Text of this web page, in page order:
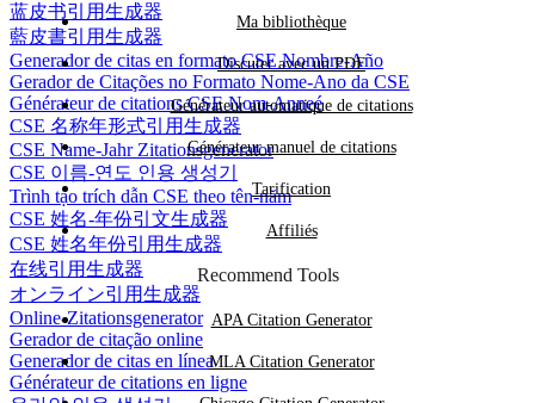
蓝皮书引用生成器
藍皮書引用生成器
Generador de citas en formato CSE Nombre-Año
Gerador de Citações no Formato Nome-Ano da CSE
Générateur de citations CSE Nom-Anneé
CSE 名称年形式引用生成器
CSE Name-Jahr Zitationsgenerator
CSE 이름-연도 인용 생성기
Trình tạo trích dẫn CSE theo tên-năm
CSE 姓名-年份引文生成器
CSE 姓名年份引用生成器
在线引用生成器
オンライン引用生成器
Online-Zitationsgenerator
Gerador de citação online
Generador de citas en línea
Générateur de citations en ligne
Ma bibliothèque
Discuter avec un PDF
Générateur automatique de citations
Générateur manuel de citations
Tarification
Affiliés
Recommend Tools
APA Citation Generator
MLA Citation Generator